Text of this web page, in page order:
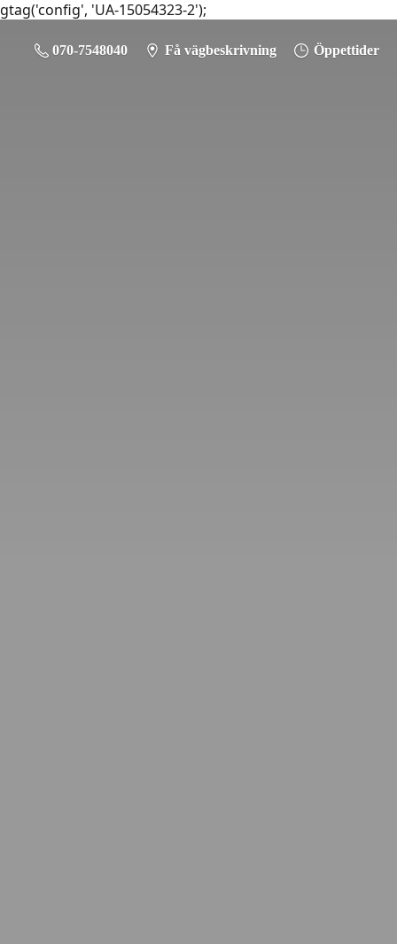
gtag('config', 'UA-15054323-2');
070-7548040 Få vägbeskrivning Öppettider